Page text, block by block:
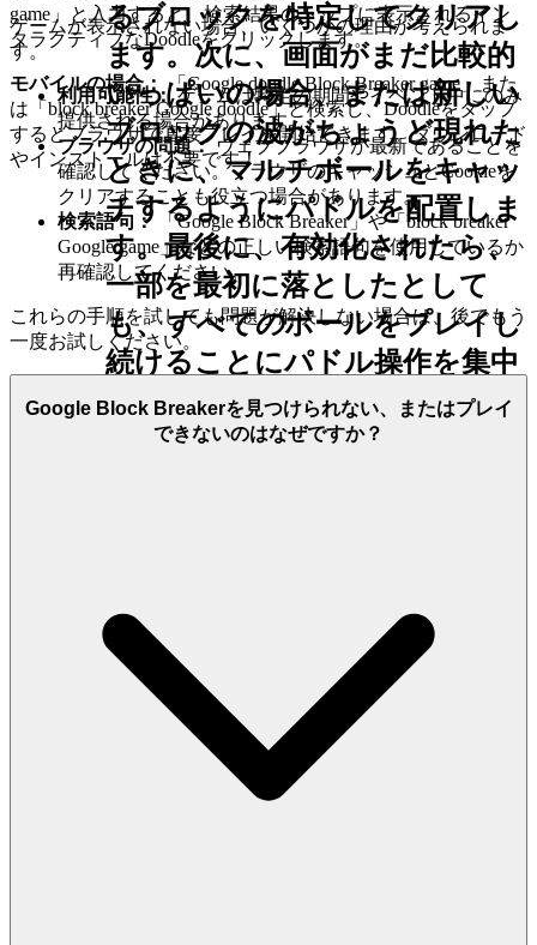
るブロックを特定してクリアし
ます。次に、画面がまだ比較的
いっぱいの場合、または新しい
ブロックの波がちょうど現れた
ときに、マルチボールをキャッ
チするようにパドルを配置しま
す。最後に、有効化されたら、
一部を最初に落としたとして
も、すべてのボールをプレイし
続けることにパドル操作を集中
させます。目標は、正確さでは
なく、圧倒的な破壊です。
ワーアップを活用して、密集し
たブロックフォーメーションに
戦略的な「レーン」または「ト
ンネル」を作成し、その後のボ
ールが画面上部深くまで浸透
し、手の届きにくいブロックを
game」と入力すると、検索結果のトップに表示されるイン
タラクティブなDoodleをクリックします。
モバイルの場合： 「Google doodle Block Breaker game」また
は「block breaker Google doodle」と検索し、Doodleをタップ
するとブラウザで直接プレイを開始できます。ダウンロード
やインストールは不要です！
ゲームが表示されない場合、いくつかの理由が考えられま
す。
利用可能性：ゲームは特定の期間やイベント中にのみ
提供される場合があります。
ブラウザの問題：ウェブブラウザが最新であることを
確認してください。ブラウザのキャッシュとCookieを
クリアすることも役立つ場合があります。
検索語句： 「Google Block Breaker」や「block breaker
Google game」などの正しい検索語句を使用しているか
再確認してください。
これらの手順を試しても問題が解決しない場合は、後でもう
一度お試しください。
Google Block Breakerを見つけられない、またはプレイ
できないのはなぜですか？